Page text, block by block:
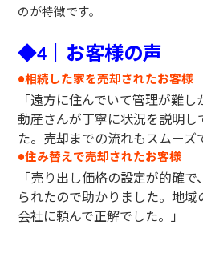
のが特徴です。
◆4 ｜お客様の声
●相続した家を売却されたお客様
「遠方に住んでいて管理が難
動産さんが丁寧に状況を説明し
た。売却までの流れもスムーズ
●住み替えで売却されたお客様
「売り出し価格の設定が的確
られたので助かりました。地
会社に頼んで正解でした。」